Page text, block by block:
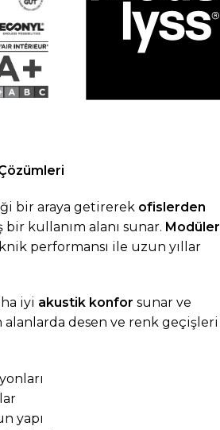
bir araya getirerek ofislerden
bir kullanım alanı sunar. Modüler
performansı ile uzun yıllar
iyi akustik konfor sunar ve
alanlarda desen ve renk geçişleri
yapı